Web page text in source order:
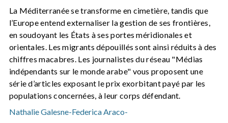
La Méditerranée se transforme en cimetière, tandis que
l’Europe entend externaliser la gestion de ses frontières,
en soudoyant les États à ses portes méridionales et
orientales. Les migrants dépouillés sont ainsi réduits à des
chiffres macabres. Les journalistes du réseau "Médias
indépendants sur le monde arabe" vous proposent une
série d’articles exposant le prix exorbitant payé par les
populations concernées, à leur corps défendant.
Nathalie Galesne-Federica Araco-